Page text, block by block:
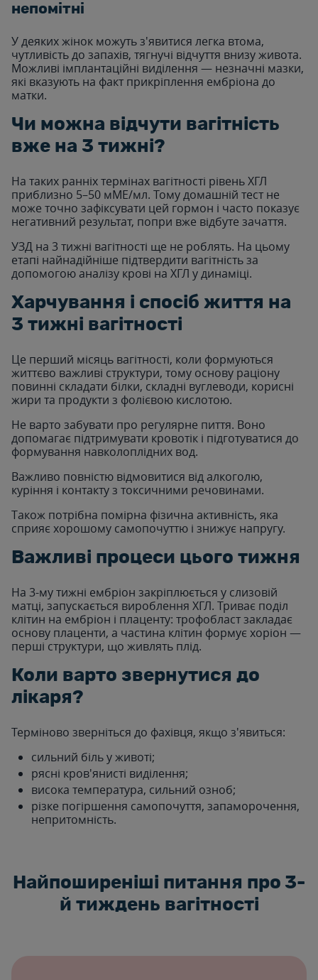
непомітні
У деяких жінок можуть з'явитися легка втома,
чутливість до запахів, тягнучі відчуття внизу живота.
Можливі імплантаційні виділення — незначні мазки,
які вказують на факт прикріплення ембріона до
матки.
Чи можна відчути вагітність
вже на 3 тижні?
На таких ранніх термінах вагітності рівень ХГЛ
приблизно 5–50 мМЕ/мл. Тому домашній тест не
може точно зафіксувати цей гормон і часто показує
негативний результат, попри вже відбуте зачаття.
УЗД на 3 тижні вагітності ще не роблять. На цьому
етапі найнадійніше підтвердити вагітність за
допомогою аналізу крові на ХГЛ у динаміці.
Харчування і спосіб життя на
3 тижні вагітності
Це перший місяць вагітності, коли формуються
життєво важливі структури, тому основу раціону
повинні складати білки, складні вуглеводи, корисні
жири та продукти з фолієвою кислотою.
Не варто забувати про регулярне пиття. Воно
допомагає підтримувати кровотік і підготуватися до
формування навколоплідних вод.
Важливо повністю відмовитися від алкоголю,
куріння і контакту з токсичними речовинами.
Також потрібна помірна фізична активність, яка
сприяє хорошому самопочуттю і знижує напругу.
Важливі процеси цього тижня
На 3-му тижні ембріон закріплюється у слизовій
матці, запускається вироблення ХГЛ. Триває поділ
клітин на ембріон і плаценту: трофобласт закладає
основу плаценти, а частина клітин формує хоріон —
перші структури, що живлять плід.
Коли варто звернутися до
лікаря?
Терміново зверніться до фахівця, якщо з'явиться:
сильний біль у животі;
рясні кров'янисті виділення;
висока температура, сильний озноб;
різке погіршення самопочуття, запаморочення,
непритомність.
Найпоширеніші питання про 3-
й тиждень вагітності